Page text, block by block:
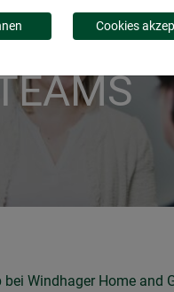
bei Windhager Home and
Cookies